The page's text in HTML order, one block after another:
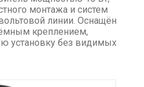
монтажа и систем
линии. Оснащён
креплением,
установку без видимых